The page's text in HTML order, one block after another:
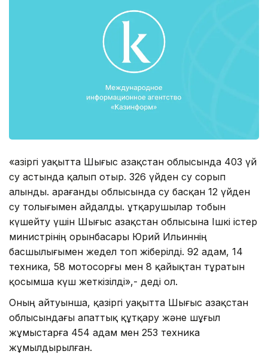
«Қазіргі уақытта Шығыс Қазақстан облысында 403 үй
су астында қалып отыр. 326 үйден су сорып
алынды. Қарағанды облысында су басқан 12 үйден
су толығымен айдалды. Құтқарушылар тобын
күшейту үшін Шығыс Қазақстан облысына Ішкі істер
министрінің орынбасары Юрий Ильиннің
басшылығымен жедел топ жіберілді. 92 адам, 14
техника, 58 мотосорғы мен 8 қайықтан тұратын
қосымша күш жеткізілді»,- деді ол.
Оның айтуынша, қазіргі уақытта Шығыс Қазақстан
облысындағы апаттық құтқару және шұғыл
жұмыстарға 454 адам мен 253 техника
жұмылдырылған.